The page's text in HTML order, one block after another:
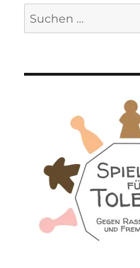
Suchen
nach: